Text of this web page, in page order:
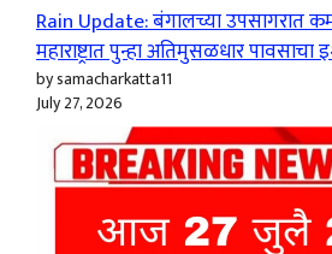
Rain Update: बंगालच्या उपसागरात
महाराष्ट्रात पुन्हा अतिमुसळधार पावसाचा
by samacharkatta11
July 27, 2026